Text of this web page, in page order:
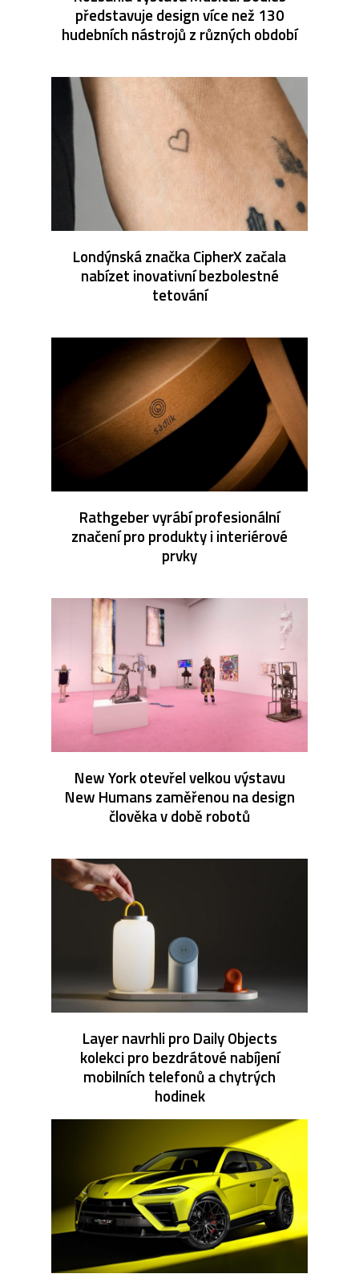
představuje design více než 130
hudebních nástrojů z různých období
Londýnská značka CipherX začala
nabízet inovativní bezbolestné
tetování
Rathgeber vyrábí profesionální
značení pro produkty i interiérové
prvky
New York otevřel velkou výstavu
New Humans zaměřenou na design
člověka v době robotů
Layer navrhli pro Daily Objects
kolekci pro bezdrátové nabíjení
mobilních telefonů a chytrých
hodinek